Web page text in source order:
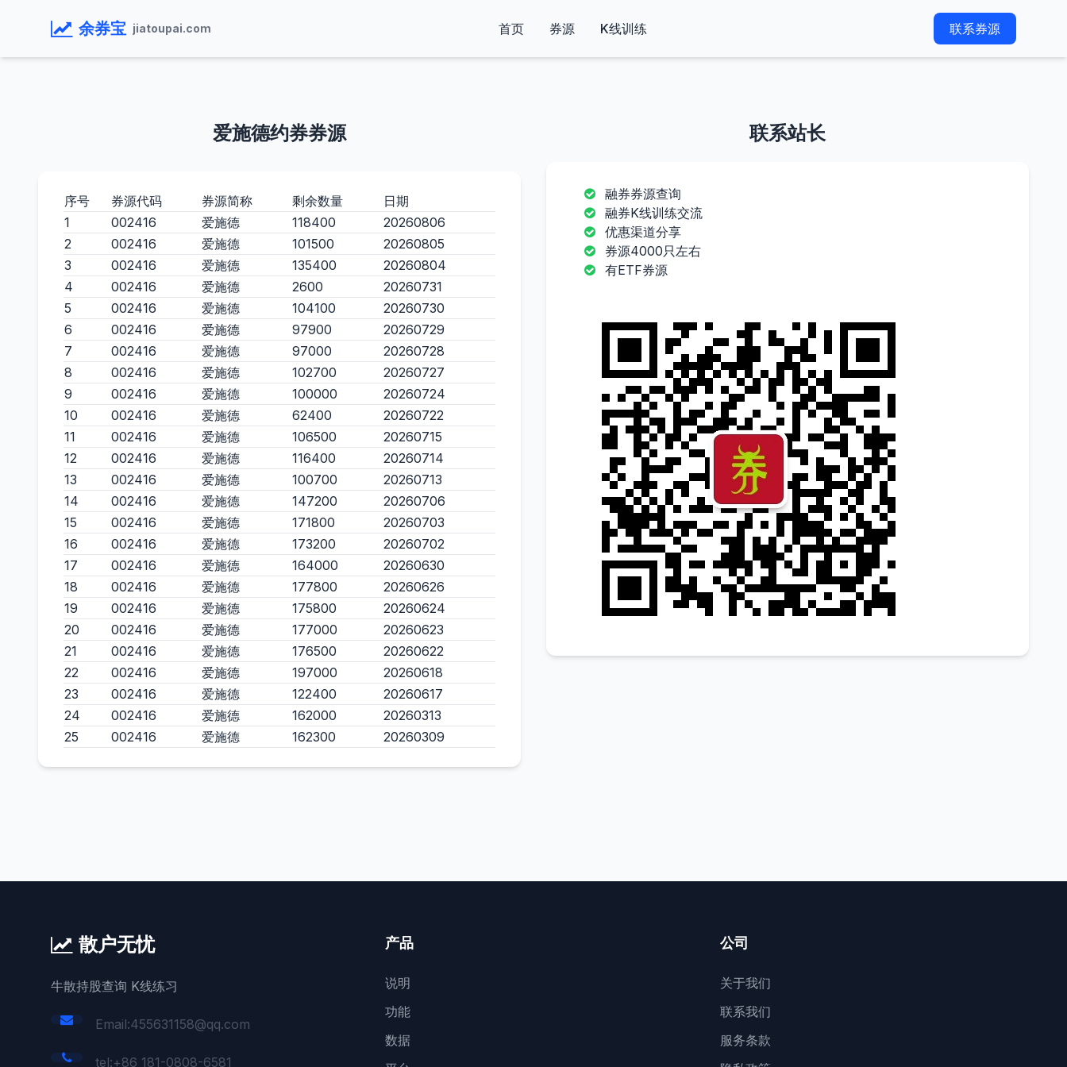
余券宝 jiatoupai.com 首页 券源 K线训练 联系券源
爱施德约券券源
序号 券源代码 券源简称 剩余数量
日期
1
002416 爱施德 118400
20260806
2
002416 爱施德 101500
20260805
3
002416 爱施德 135400
20260804
4
002416 爱施德 2600
20260731
5
002416 爱施德 104100
20260730
6
002416 爱施德 97900
20260729
7
002416 爱施德 97000
20260728
8
002416 爱施德 102700
20260727
9
002416 爱施德 100000
20260724
10
002416 爱施德 62400
20260722
11
002416 爱施德 106500
20260715
12
002416 爱施德 116400
20260714
13
002416 爱施德 100700
20260713
14
002416 爱施德 147200
20260706
15
002416 爱施德 171800
20260703
16
002416 爱施德 173200
20260702
17
002416 爱施德 164000
20260630
18
002416 爱施德 177800
20260626
19
002416 爱施德 175800
20260624
20
002416 爱施德 177000
20260623
21
002416 爱施德 176500
20260622
22
002416 爱施德 197000
20260618
23
002416 爱施德 122400
20260617
24
002416 爱施德 162000
20260313
25
002416 爱施德 162300 20260309
联系站长
融券券源查询
融券K线训练交流
优惠渠道分享
券源4000只左右
有ETF券源
散户无忧
牛散持股查询 K线练习
Email:455631158@qq.com
tel:+86 181-0808-6581
产品
说明
功能
数据
公司
关于我们
联系我们
服务条款